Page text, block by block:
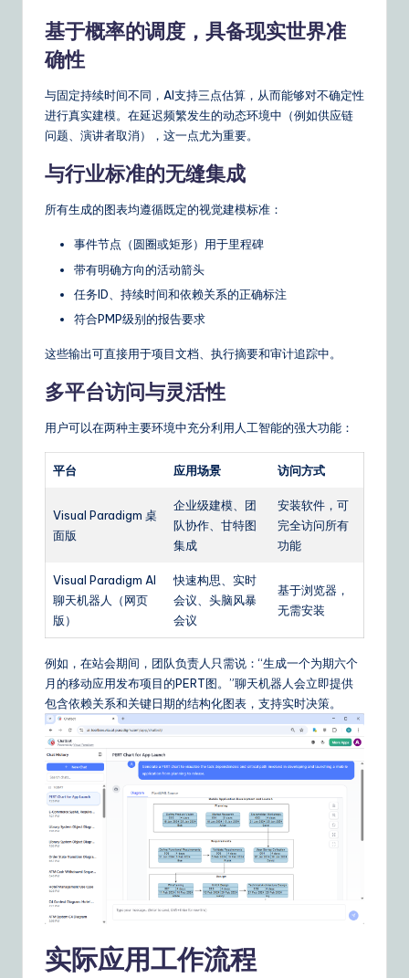
基于概率的调度，具备现实世界准
确性
与固定持续时间不同，AI支持三点估算，从而能够对不确定性
进行真实建模。在延迟频繁发生的动态环境中（例如供应链
问题、演讲者取消），这一点尤为重要。
与行业标准的无缝集成
所有生成的图表均遵循既定的视觉建模标准：
事件节点（圆圈或矩形）用于里程碑
带有明确方向的活动箭头
任务ID、持续时间和依赖关系的正确标注
符合PMP级别的报告要求
这些输出可直接用于项目文档、执行摘要和审计追踪中。
多平台访问与灵活性
用户可以在两种主要环境中充分利用人工智能的强大功能：
平台 应用场景 访问方式
Visual Paradigm 桌
面版
企业级建模、团
队协作、甘特图
集成
安装软件，可
完全访问所有
功能
Visual Paradigm AI
聊天机器人（网页
版）
快速构思、实时
会议、头脑风暴
会议
基于浏览器，
无需安装
例如，在站会期间，团队负责人只需说：“生成一个为期六个
月的移动应用发布项目的PERT图。”聊天机器人会立即提供
包含依赖关系和关键日期的结构化图表，支持实时决策。
实际应用工作流程